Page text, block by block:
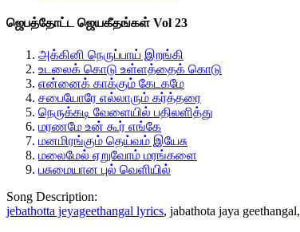
ஜெபத்தோட்ட ஜெயகீதங்கள் Vol 23
அக்கினி நெருப்பாய் இறங்கி
உடலைக் கொடு உள்ளத்தைக் கொடு
என்னைக் காக்கும் கேடகமே
சபையோரே எல்லாரும் கர்த்தரை
நெருக்கடி வேளையில் பதிலளித்து
மரணமே உன் கூர் எங்கே
மனமிரங்கும் தெய்வம் இயேசு
மலைமேல் ஏறுவோம் மரங்களை
பசுமையான புல் வெளியில்
Song Description:
jebathotta jeyageethangal lyrics, jabathota jaya geethangal,